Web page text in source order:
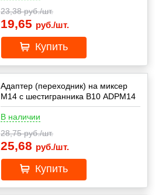
23,38руб./шт.
19,65 руб./шт.
Купить
Адаптер (переходник) на миксер
М14 с шестигранника В10 ADPM14
В наличии
28,75руб./шт.
25,68 руб./шт.
Купить